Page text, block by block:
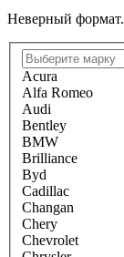
Неверный формат.
Acura
Alfa Romeo
Audi
Bentley
BMW
Brilliance
Byd
Cadillac
Changan
Chery
Chevrolet